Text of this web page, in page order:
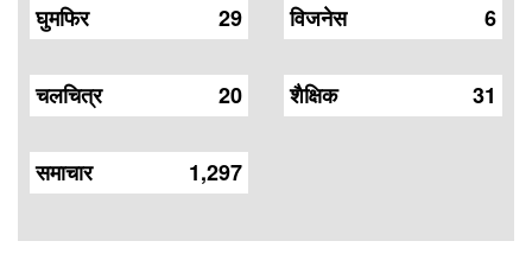
29
घुमफिर
20
चलचित्र
6
विजनेस
31
शैक्षिक
1,297
समाचार